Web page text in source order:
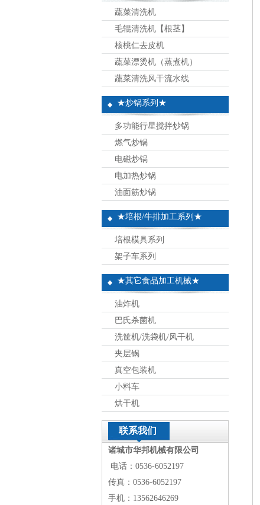
蔬菜清洗机
毛辊清洗机【根茎】
核桃仁去皮机
蔬菜漂烫机（蒸煮机）
蔬菜清洗风干流水线
★炒锅系列★
多功能行星搅拌炒锅
燃气炒锅
电磁炒锅
电加热炒锅
油面筋炒锅
★培根/牛排加工系列★
培根模具系列
架子车系列
★其它食品加工机械★
油炸机
巴氏杀菌机
洗筐机/洗袋机/风干机
夹层锅
真空包装机
小料车
烘干机
联系我们
诸城市华邦机械有限公司
电话：0536-6052197
传真：0536-6052197
手机：13562646269